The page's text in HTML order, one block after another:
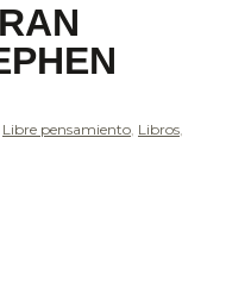
Libre pensamiento, Libros,